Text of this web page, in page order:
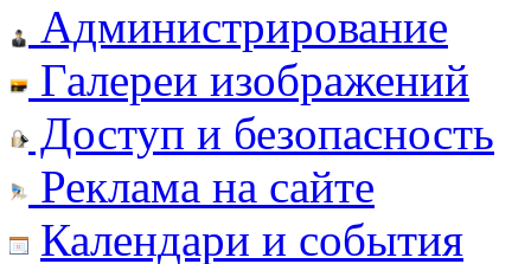
Администрирование
Галереи изображений
Доступ и безопасность
Реклама на сайте
Календари и события